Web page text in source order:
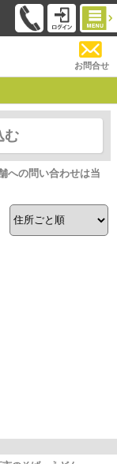
お問合せ
む
への問い合わせは当